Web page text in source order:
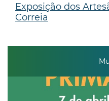
Exposição dos
Correia